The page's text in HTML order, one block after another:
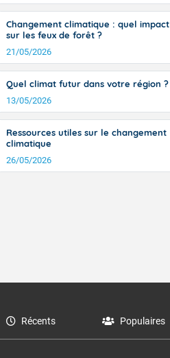
Changement climatique : quel impact
sur les feux de forêt ?
21/05/2026
Quel climat futur dans votre région ?
13/05/2026
Ressources utiles sur le changement
climatique
26/05/2026
Récents Populaires